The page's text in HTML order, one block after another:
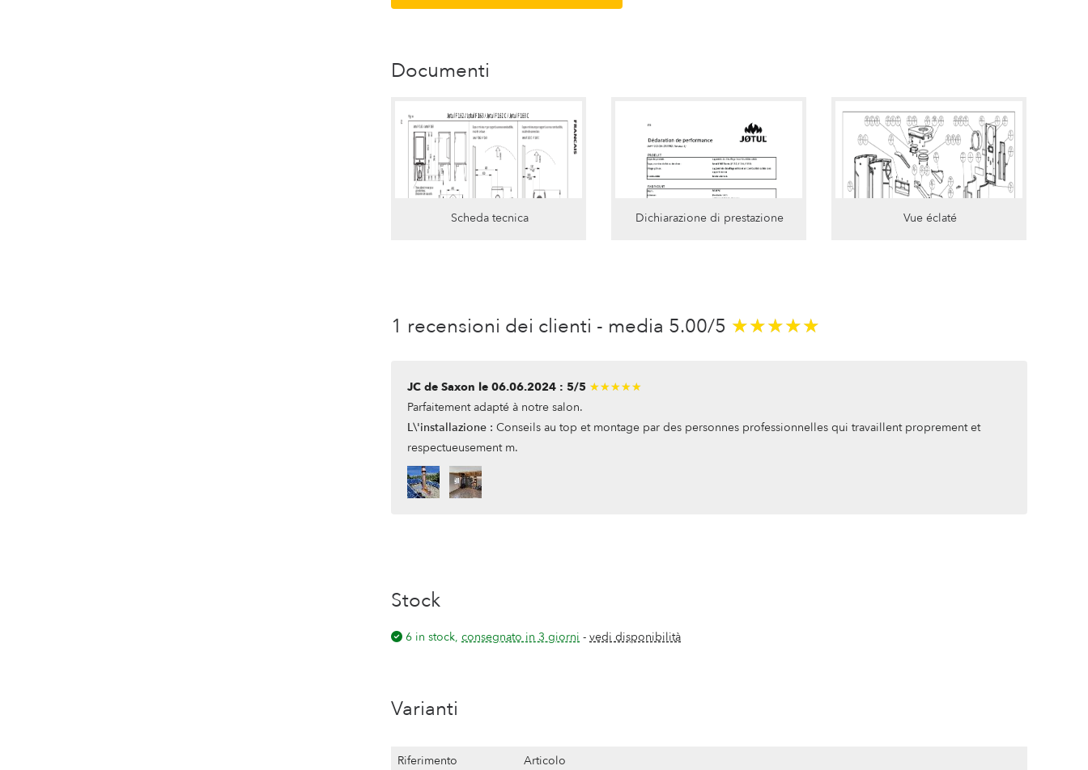
Documenti
Scheda tecnica Dichiarazione di prestazione Vue éclaté
1 recensioni dei clienti - media 5.00/5 ★★★★★
★★★★★
JC de Saxon le 06.06.2024 : 5/5 ★★★★★
★★★★★
Parfaitement adapté à notre salon.
L\'installazione : Conseils au top et montage par des personnes professionnelles qui travaillent proprement et
respectueusement m.
Stock
6 in stock, consegnato in 3 giorni - vedi disponibilità
Varianti
Riferimento Articolo